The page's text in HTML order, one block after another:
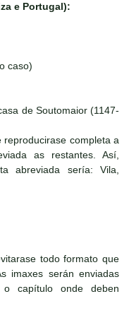
e Portugal):
caso)
Soutomaior (1147-
completa a
as restantes. Así,
abreviada sería: Vila,
todo formato que
imaxes serán enviadas
o capítulo onde deben